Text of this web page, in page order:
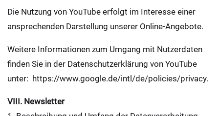
Die Nutzung von YouTube erfolgt im Interesse einer
ansprechenden Darstellung unserer Online-Angebote.
Weitere Informationen zum Umgang mit Nutzerdaten
finden Sie in der Datenschutzerklärung von YouTube
unter: https://www.google.de/intl/de/policies/privacy.
VIII. Newsletter